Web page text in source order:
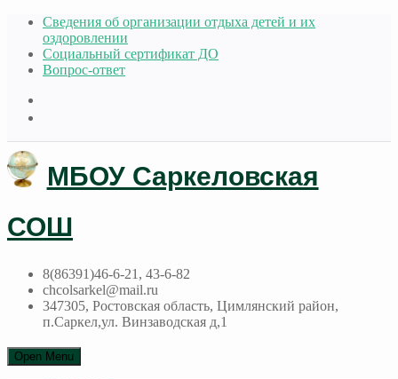
Сведения об организации отдыха детей и их
оздоровлении
Социальный сертификат ДО
Вопрос-ответ
МБОУ Саркеловская
СОШ
8(86391)46-6-21, 43-6-82
chcolsarkel@mail.ru
347305, Ростовская область, Цимлянский район,
п.Саркел,ул. Винзаводская д,1
Open Menu